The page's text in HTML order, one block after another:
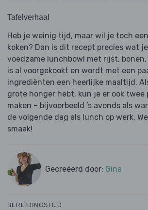
Tafelverhaal
Heb je weinig tijd, maar wil je toch
koken? Dan is dit recept precies wat
voedzame lunchbowl met rijst,
is al voorgekookt en wordt met een
ingrediënten een heerlijke maaltijd.
grote honger hebt, kun je er ook twee
maken – bijvoorbeeld ’s avonds als
de volgende dag als lunch op werk.
smaak!
Gecreëerd door: Gina
BEREIDINGSTIJD